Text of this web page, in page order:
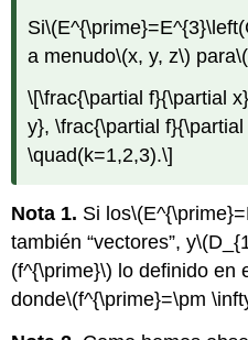
Si
a menudo\(x, y, z\) para
\[\frac{\partial f}{\partial
y}, \frac{\partial
\quad(k=1,2,3).\]
Nota 1. Si los
también “vectores”, y
(f^{\prime}\) lo definido en
donde\(f^{\prime}=\pm